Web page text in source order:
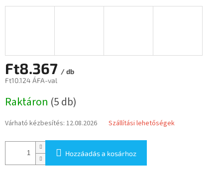
Ft8.367 / db
Ft10.124 ÁFA-val
Raktáron (5 db)
Várható kézbesítés: 12.08.2026 Szállítási lehetőségek
Hozzáadás a kosárhoz